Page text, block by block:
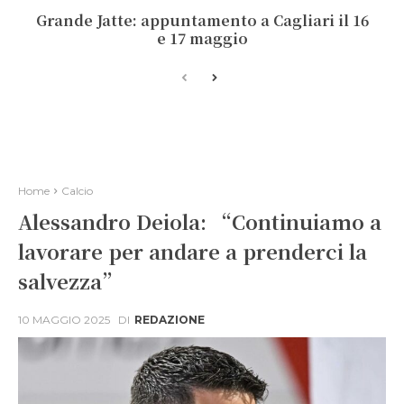
Grande Jatte: appuntamento a Cagliari il 16
e 17 maggio